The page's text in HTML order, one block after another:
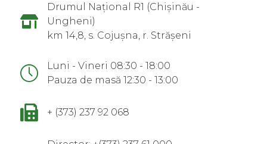
Drumul Național R1 (Chișinău -
Ungheni)
km 14,8, s. Cojușna, r. Strășeni
Luni - Vineri 08:30 - 18:00
Pauza de masă 12:30 - 13:00
+ (373) 237 92 068